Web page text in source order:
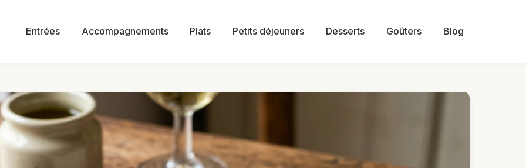
Entrées Accompagnements Plats Petits déjeuners Desserts Goûters Blog